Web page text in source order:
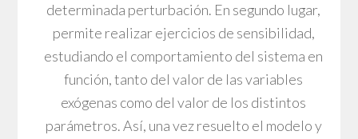
determinada perturbación. En segundo lugar,
permite realizar ejercicios de sensibilidad,
estudiando el comportamiento del sistema en
función, tanto del valor de las variables
exógenas como del valor de los distintos
parámetros. Así, una vez resuelto el modelo y